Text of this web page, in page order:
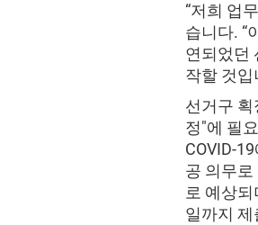
“저희 업
습니다. “
연되었던
작할 것입
선거구
정"에 필
COVID-
공 의무
로 예상
일까지